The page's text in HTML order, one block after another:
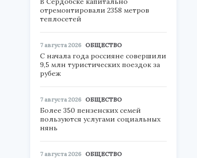
отремонтировали 2358 метров
теплосетей
7 августа 2026 ОБЩЕСТВО
С начала года россияне совершили
9,5 млн туристических поездок за
рубеж
7 августа 2026 ОБЩЕСТВО
Более 350 пензенских семей
пользуются услугами социальных
нянь
7 августа 2026 ОБЩЕСТВО